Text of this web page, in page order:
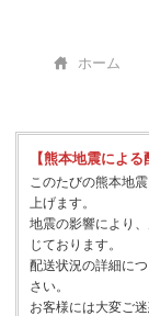
ホーム
【熊本地震によ
このたびの熊本地
上げます。
地震の影響により
じております。
配送状況の詳細に
さい。
お客様には大変ご